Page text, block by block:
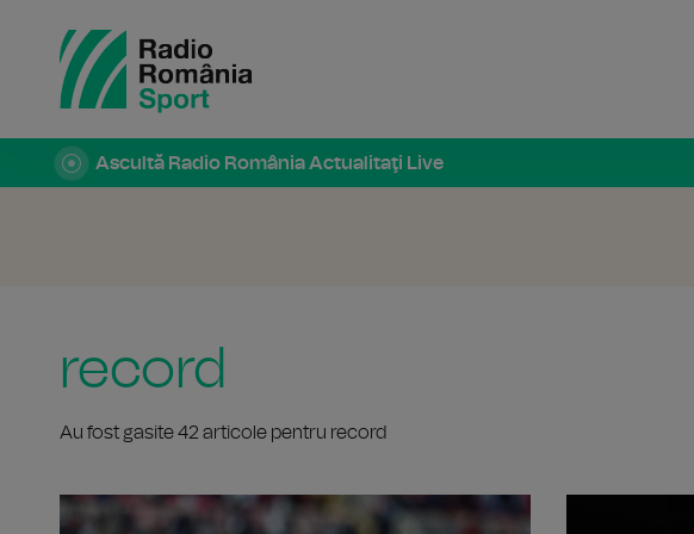
Ascultă Radio România Actualitaţi Live
record
Au fost gasite 42 articole pentru record